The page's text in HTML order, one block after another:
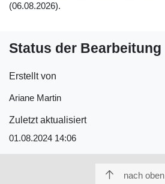
(06.08.2026).
Status der Bearbeitung
Erstellt von
Ariane Martin
Zuletzt aktualisiert
01.08.2024 14:06
nach oben